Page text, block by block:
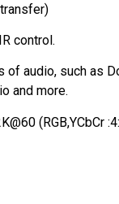
control.
audio, such as
and more.
(RGB,YCbCr